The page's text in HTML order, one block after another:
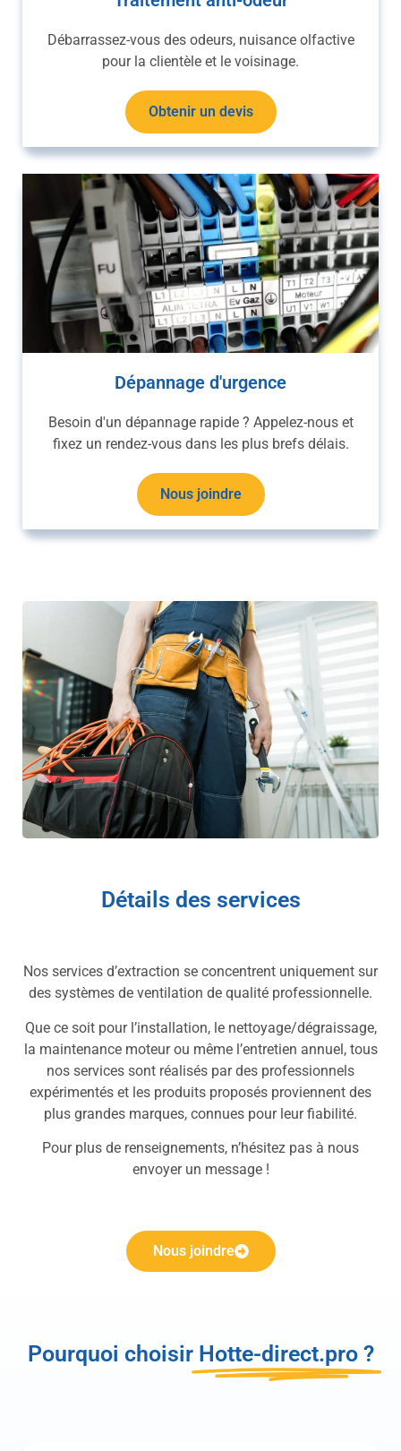
Débarrassez-vous des odeurs, nuisance olfactive
pour la clientèle et le voisinage.
Obtenir un devis
Dépannage d'urgence
Besoin d'un dépannage rapide ? Appelez-nous et
fixez un rendez-vous dans les plus brefs délais.
Nous joindre
Détails des services
Nos services d’extraction se concentrent uniquement sur
des systèmes de ventilation de qualité professionnelle.
Que ce soit pour l’installation, le nettoyage/dégraissage,
la maintenance moteur ou même l’entretien annuel, tous
nos services sont réalisés par des professionnels
expérimentés et les produits proposés proviennent des
plus grandes marques, connues pour leur fiabilité.
Pour plus de renseignements, n’hésitez pas à nous
envoyer un message !
Nous joindre
Pourquoi choisir Hotte-direct.pro ?